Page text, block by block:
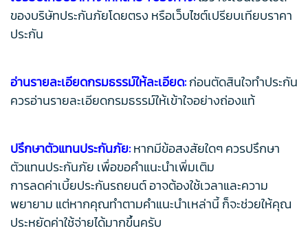
ของบริษัทประกันภัยโดยตรง หรือเว็บไซต์เปรียบเทียบราคา
ประกัน
อ่านรายละเอียดกรมธรรม์ให้ละเอียด:ก่อนตัดสินใจทำประกัน
ควรอ่านรายละเอียดกรมธรรม์ให้เข้าใจอย่างถ่องแท้
ปรึกษาตัวแทนประกันภัย:หากมีข้อสงสัยใดๆ ควรปรึกษา
ตัวแทนประกันภัย เพื่อขอคำแนะนำเพิ่มเติม
การลดค่าเบี้ยประกันรถยนต์ อาจต้องใช้เวลาและความ
พยายาม แต่หากคุณทำตามคำแนะนำเหล่านี้ ก็จะช่วยให้คุณ
ประหยัดค่าใช้จ่ายได้มากขึ้นครับ